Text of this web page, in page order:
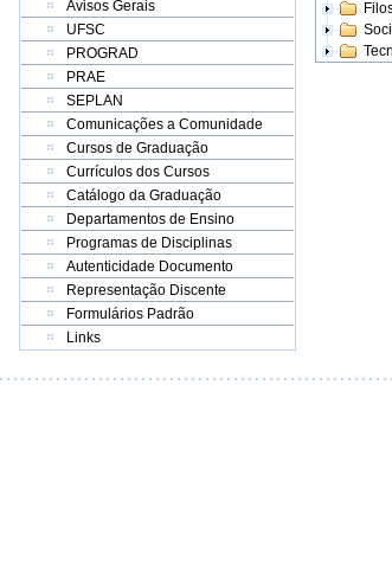
Avisos Gerais
UFSC
PROGRAD
PRAE
SEPLAN
Comunicações a Comunidade
Cursos de Graduação
Currículos dos Cursos
Catálogo da Graduação
Departamentos de Ensino
Programas de Disciplinas
Autenticidade Documento
Representação Discente
Formulários Padrão
Links